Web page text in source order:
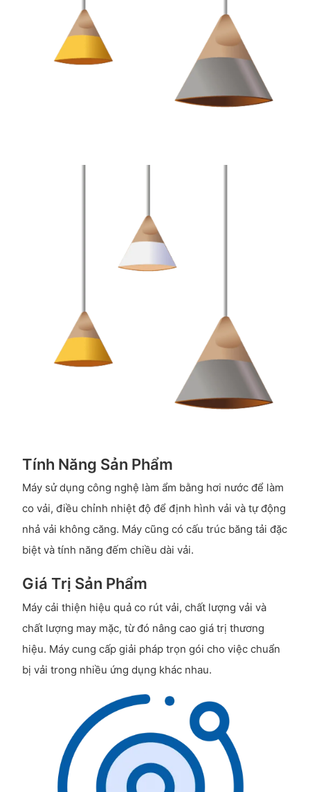
Tính Năng Sản Phẩm
Máy sử dụng công nghệ làm ẩm bằng hơi nước để làm
co vải, điều chỉnh nhiệt độ để định hình vải và tự động
nhả vải không căng. Máy cũng có cấu trúc băng tải đặc
biệt và tính năng đếm chiều dài vải.
Giá Trị Sản Phẩm
Máy cải thiện hiệu quả co rút vải, chất lượng vải và
chất lượng may mặc, từ đó nâng cao giá trị thương
hiệu. Máy cung cấp giải pháp trọn gói cho việc chuẩn
bị vải trong nhiều ứng dụng khác nhau.